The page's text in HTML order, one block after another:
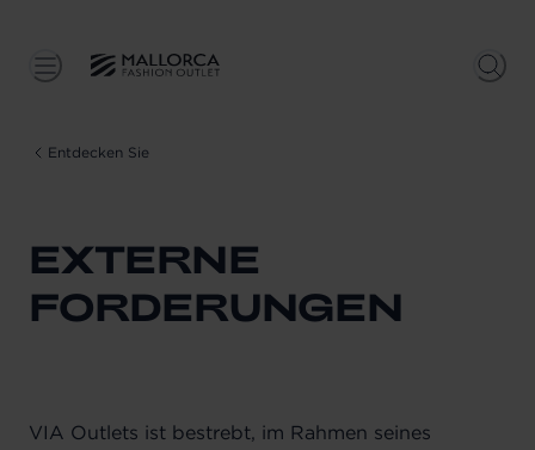
Entdecken Sie
EXTERNE
FORDERUNGEN
VIA Outlets ist bestrebt, im Rahmen seines